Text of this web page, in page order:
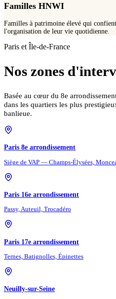
Familles HNWI
Familles à patrimoine élevé qui
l'organisation de leur vie quotidienne.
Paris et Île-de-France
Nos zones
Basée au cœur du 8e
dans les quartiers les plus
banlieue.
Paris 8e arrondissement
Siège de VAP — Champs-Élysées,
Paris 16e arrondissement
Passy, Auteuil, Trocadéro
Paris 17e arrondissement
Ternes, Batignolles, Épinettes
Neuilly-sur-Seine